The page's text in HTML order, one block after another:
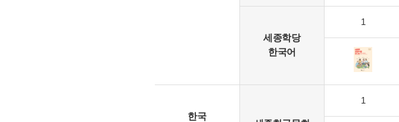
세종학당
한국어
1
한국
1